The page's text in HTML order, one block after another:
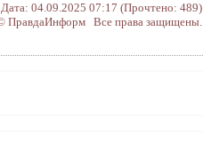
Дата: 04.09.2025 07:17 (Прочтено: 489)
ПравдаИнформ Все права защищены.